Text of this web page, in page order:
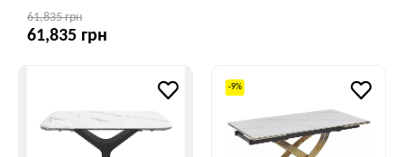
61,835 грн
61,835 грн
-9%